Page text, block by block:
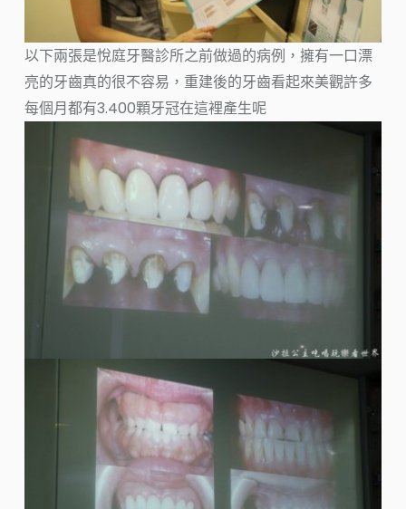
以下兩張是悅庭牙醫診所之前做過的病例，擁有一口漂
亮的牙齒真的很不容易，重建後的牙齒看起來美觀許多
每個月都有3.400顆牙冠在這裡產生呢